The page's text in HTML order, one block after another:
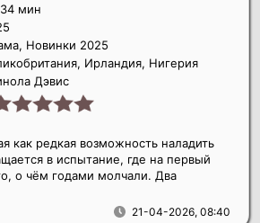
мин
Новинки 2025
Ирландия, Нигерия
Дэвис
21-04-2026, 08:40
как редкая возможность наладить
в испытание, где на первый
о чём годами молчали. Два